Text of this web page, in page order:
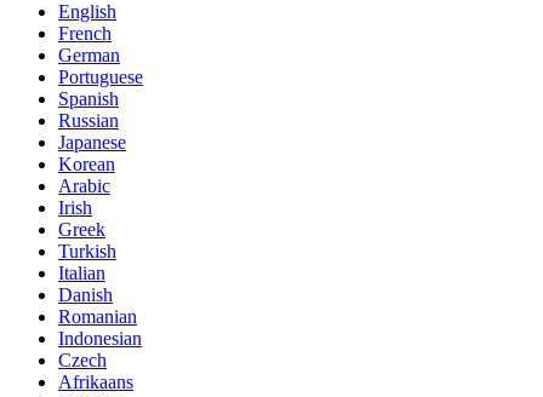
English
French
German
Portuguese
Spanish
Russian
Japanese
Korean
Arabic
Irish
Greek
Turkish
Italian
Danish
Romanian
Indonesian
Czech
Afrikaans